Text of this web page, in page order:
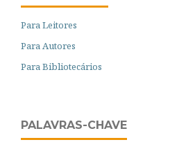
Para Leitores
Para Autores
Para Bibliotecários
PALAVRAS-CHAVE